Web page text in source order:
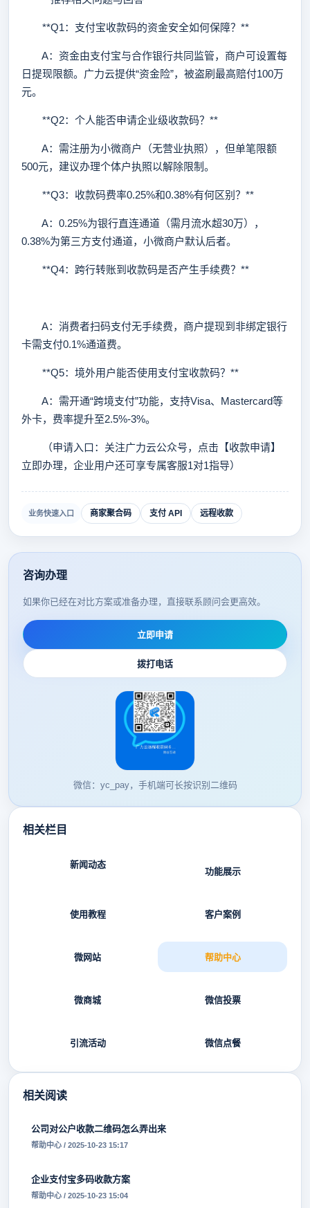
**Q1：支付宝收款码的资金安全如何保障？**
A：资金由支付宝与合作银行共同监管，商户可设置每
日提现限额。广力云提供“资金险”，被盗刷最高赔付100万
元。
**Q2：个人能否申请企业级收款码？**
A：需注册为小微商户（无营业执照），但单笔限额
500元，建议办理个体户执照以解除限制。
**Q3：收款码费率0.25%和0.38%有何区别？**
A：0.25%为银行直连通道（需月流水超30万），
0.38%为第三方支付通道，小微商户默认后者。
**Q4：跨行转账到收款码是否产生手续费？**
A：消费者扫码支付无手续费，商户提现到非绑定银行
卡需支付0.1%通道费。
**Q5：境外用户能否使用支付宝收款码？**
A：需开通“跨境支付”功能，支持Visa、Mastercard等
外卡，费率提升至2.5%-3%。
（申请入口：关注广力云公众号，点击【收款申请】
立即办理，企业用户还可享专属客服1对1指导）
业务快速入口 商家聚合码 支付 API 远程收款
咨询办理
如果你已经在对比方案或准备办理，直接联系顾问会更高效。
立即申请
拨打电话
微信：yc_pay，手机端可长按识别二维码
相关栏目
新闻动态
功能展示
使用教程 客户案例
微网站 帮助中心
微商城 微信投票
引流活动 微信点餐
相关阅读
公司对公户收款二维码怎么弄出来
帮助中心 / 2025-10-23 15:17
企业支付宝多码收款方案
帮助中心 / 2025-10-23 15:04